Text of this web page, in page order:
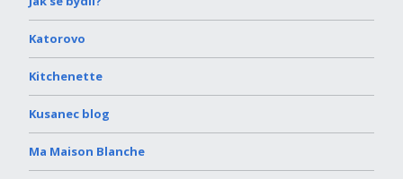
Katorovo
Kitchenette
Kusanec blog
Ma Maison Blanche